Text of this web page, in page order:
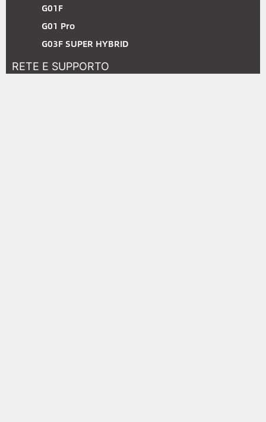
G01F
G01 Pro
G03F SUPER HYBRID
RETE E SUPPORTO